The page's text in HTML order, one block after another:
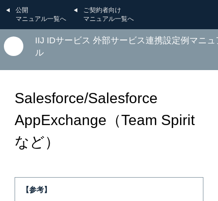
公開
マニュアル一覧へ
ご契約者向け
マニュアル一覧へ
IIJ IDサービス 外部サービス連携設定例マニュ
ル
Salesforce/Salesforce
AppExchange（Team Spirit
など）
【参考】